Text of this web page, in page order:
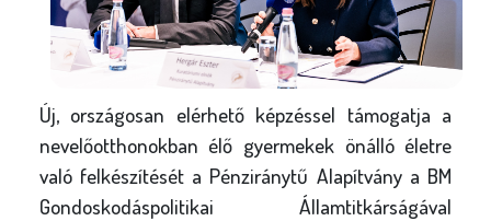
Új, országosan elérhető képzéssel támogatja a
nevelőotthonokban élő gyermekek önálló életre
való felkészítését a Pénziránytű Alapítvány a BM
Gondoskodáspolitikai Államtitkárságával